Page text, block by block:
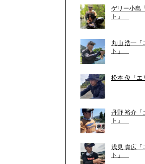
ゲリー小島
ト」
丸山 浩一「
ト」
松本 俊「
丹野 裕介「
ト」
浅見 貴広「
ト」